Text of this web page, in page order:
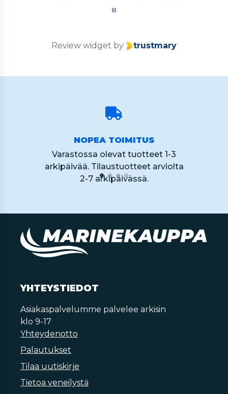
Review widget by trustmary
NOPEA TOIMITUS
Varastossa olevat tuotteet 1-3
arkipäivää. Tilaustuotteet arviolta
2-7 arkipäivässä.
YHTEYSTIEDOT
Asiakaspalvelumme palvelee arkisin
klo 9-17
Yhteydenotto
Palautukset
Tilaa uutiskirje
Tietoa veneilystä